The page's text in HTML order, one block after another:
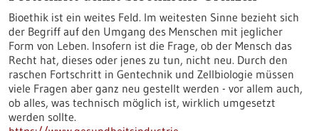
Bioethik ist ein weites Feld. Im weitesten Sinne bezieht sich
der Begriff auf den Umgang des Menschen mit jeglicher
Form von Leben. Insofern ist die Frage, ob der Mensch das
Recht hat, dieses oder jenes zu tun, nicht neu. Durch den
raschen Fortschritt in Gentechnik und Zellbiologie müssen
viele Fragen aber ganz neu gestellt werden - vor allem auch,
ob alles, was technisch möglich ist, wirklich umgesetzt
werden sollte.